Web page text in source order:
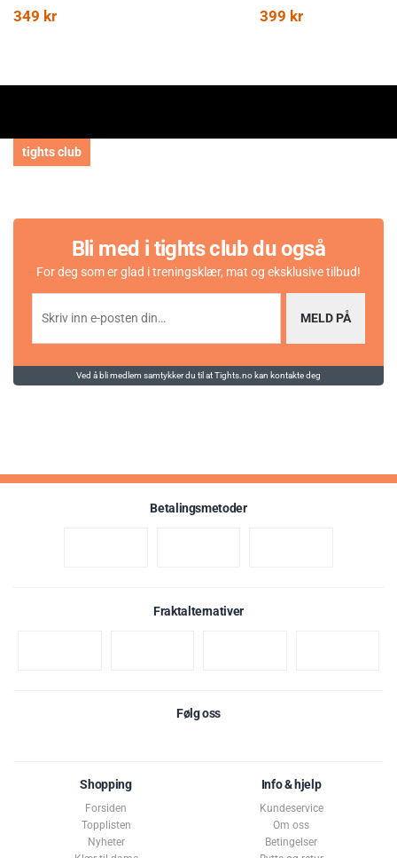
349 kr 399 kr
tights club
Bli med i tights club du også
For deg som er glad i treningsklær, mat og eksklusive tilbud!
MELD PÅ
Ved å bli medlem samtykker du til at Tights.no kan kontakte deg
Betalingsmetoder
Fraktalternativer
Følg oss
Shopping
Forsiden
Topplisten
Nyheter
Info & hjelp
Kundeservice
Om oss
Betingelser